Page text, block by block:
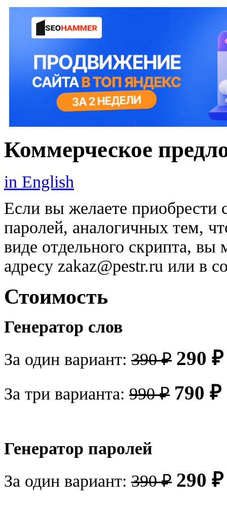
Коммерческое
in English
Если вы желаете приобрести
паролей, аналогичных тем,
виде отдельного скрипта, вы
адресу zakaz@pestr.ru или в
Стоимость
Генератор слов
За один вариант: 390 ₽ 290 ₽
За три варианта: 990 ₽ 790 ₽
Генератор паролей
За один вариант: 390 ₽ 290 ₽